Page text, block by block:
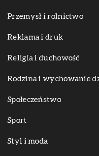
Przemysł i rolnictwo
Reklama i druk
Religia i duchowość
Rodzina i wychowanie
Społeczeństwo
Sport
Styl i moda